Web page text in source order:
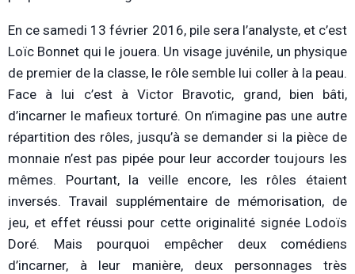
En ce samedi 13 février 2016, pile sera l’analyste, et c’est
Loïc Bonnet qui le jouera. Un visage juvénile, un physique
de premier de la classe, le rôle semble lui coller à la peau.
Face à lui c’est à Victor Bravotic, grand, bien bâti,
d’incarner le mafieux torturé. On n’imagine pas une autre
répartition des rôles, jusqu’à se demander si la pièce de
monnaie n’est pas pipée pour leur accorder toujours les
mêmes. Pourtant, la veille encore, les rôles étaient
inversés. Travail supplémentaire de mémorisation, de
jeu, et effet réussi pour cette originalité signée Lodoïs
Doré. Mais pourquoi empêcher deux comédiens
d’incarner, à leur manière, deux personnages très